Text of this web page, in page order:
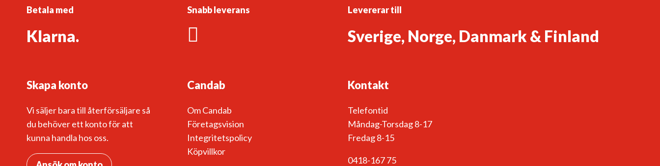
Skapa konto
Vi säljer bara till återförsäljare så
du behöver ett konto för att
kunna handla hos oss.
Candab
Om Candab
Företagsvision
Integritetspolicy
Köpvillkor
Kontakt
Telefontid
Måndag-Torsdag 8-17
Fredag 8-15
0418-167 75
Betala med
Klarna.
Snabb leverans Levererar till
Sverige, Norge, Danmark & Finland